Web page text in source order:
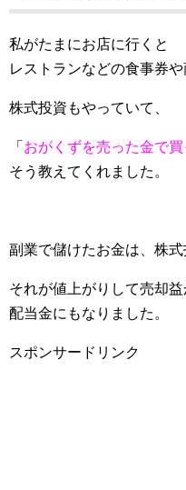
私がたまにお店に行くと
レストランなどの食事券や
株式投資もやっていて、
「 おがくずを売った金で
そう教えてくれました。
副業で儲けたお金は、株
それが値上がりして売却益
配当金にもなりました。
スポンサードリンク